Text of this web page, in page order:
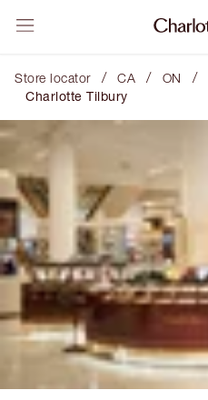
Store locator / CA / ON /
Charlotte Tilbury